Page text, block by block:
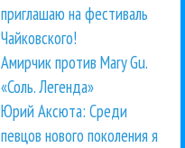
приглашаю на фестиваль
Чайковского!
Амирчик против Mary Gu.
«Соль. Легенда»
Юрий Аксюта: Среди
певцов нового поколения я